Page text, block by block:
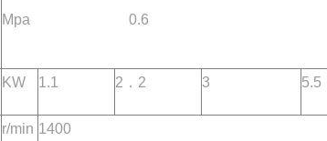
Mpa 0.6
KW 1.1 2．2 3 5.5
r/min 1400